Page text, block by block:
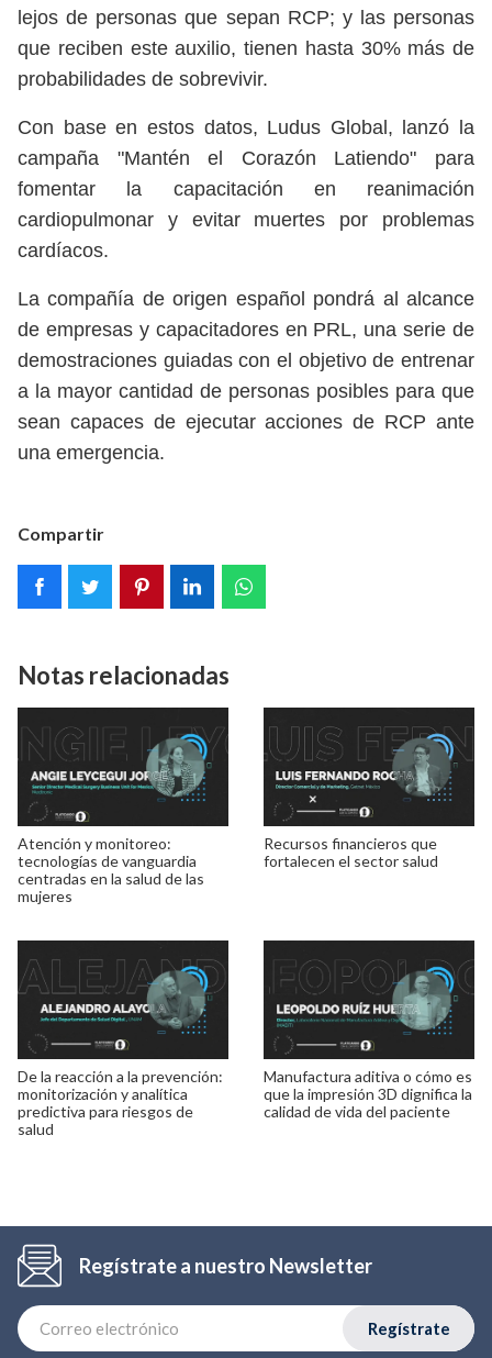
lejos de personas que sepan RCP; y las personas
que reciben este auxilio, tienen hasta 30% más de
probabilidades de sobrevivir.
Con base en estos datos, Ludus Global, lanzó la
campaña "Mantén el Corazón Latiendo" para
fomentar la capacitación en reanimación
cardiopulmonar y evitar muertes por problemas
cardíacos.
La compañía de origen español pondrá al alcance
de empresas y capacitadores en PRL, una serie de
demostraciones guiadas con el objetivo de entrenar
a la mayor cantidad de personas posibles para que
sean capaces de ejecutar acciones de RCP ante
una emergencia.
Compartir
Notas relacionadas
Atención y monitoreo:
tecnologías de vanguardia
centradas en la salud de las
mujeres
Recursos financieros que
fortalecen el sector salud
De la reacción a la prevención:
monitorización y analítica
predictiva para riesgos de
salud
Manufactura aditiva o cómo es
que la impresión 3D dignifica la
calidad de vida del paciente
Regístrate a nuestro Newsletter
Regístrate